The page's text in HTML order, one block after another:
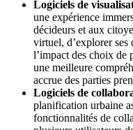
Logiciels de
une expérience
décideurs et aux
virtuel, d’explorer ses
l’impact des choix de
une meilleure
accrue des parties
Logiciels de
planification urbaine
fonctionnalités de